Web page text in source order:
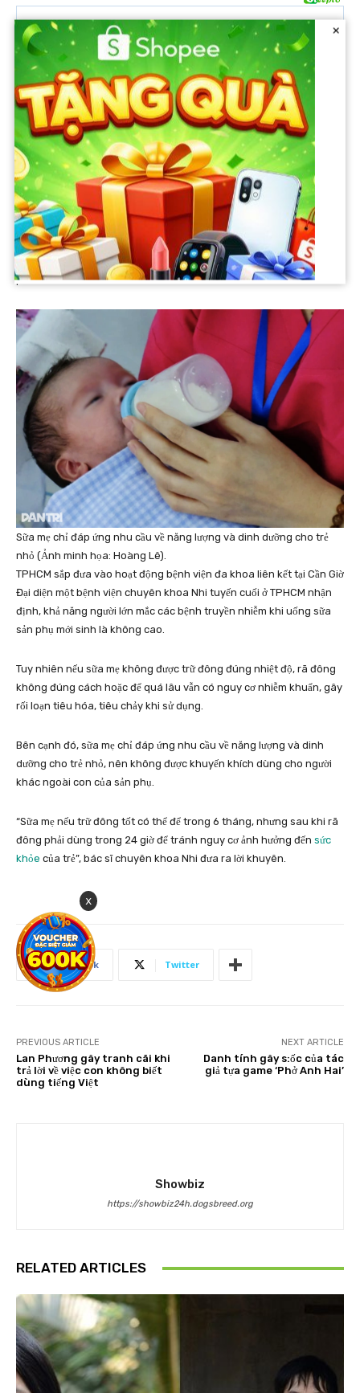
Khi lấy sữa từ tủ lạnh ra, cần hâm nóng gián tiếp bằng nước ấm hoặc
dụng cụ hâm nóng sữa chuyên biệt, không nên lắc mạnh hoặc xoay
sữa bị tách lớp, cũng như không đun trực tiếp trên bếp.
Về việc chế biến thực phẩm từ sữa mẹ, bác sĩ Diệp cho biết có thể
thực hiện được, nhưng khi xử lý ở nhiệt độ cao có thể làm mất các giá
trị dinh dưỡng vốn có của sữa. Song song đó, mùi vị của sữa mẹ
cũng khác với sữa bò và sữa dê, nên cũng sẽ khiến vị của thực
phẩm sau chế biến khác đi.
Sữa mẹ chỉ đáp ứng nhu cầu về năng lượng và dinh dưỡng cho trẻ
nhỏ (Ảnh minh họa: Hoàng Lê).
TPHCM sắp đưa vào hoạt động bệnh viện đa khoa liên kết tại Cần Giờ
Đại diện một bệnh viện chuyên khoa Nhi tuyến cuối ở TPHCM nhận
định, khả năng người lớn mắc các bệnh truyền nhiễm khi uống sữa
sản phụ mới sinh là không cao.
Tuy nhiên nếu sữa mẹ không được trữ đông đúng nhiệt độ, rã đông
không đúng cách hoặc để quá lâu vẫn có nguy cơ nhiễm khuẩn, gây
rối loạn tiêu hóa, tiêu chảy khi sử dụng.
Bên cạnh đó, sữa mẹ chỉ đáp ứng nhu cầu về năng lượng và dinh
dưỡng cho trẻ nhỏ, nên không được khuyến khích dùng cho người
khác ngoài con của sản phụ.
“Sữa mẹ nếu trữ đông tốt có thể để trong 6 tháng, nhưng sau khi rã
đông phải dùng trong 24 giờ để tránh nguy cơ ảnh hưởng đến sức
khỏe của trẻ”, bác sĩ chuyên khoa Nhi đưa ra lời khuyên.
Facebook Twitter
PREVIOUS ARTICLE
Lan Phương gây tranh cãi khi
trả lời về việc con không biết
dùng tiếng Việt
NEXT ARTICLE
Danh tính gây s:ốc của tác
giả tựa game ‘Phở Anh Hai’
Showbiz
https://showbiz24h.dogsbreed.org
RELATED ARTICLES
x
×